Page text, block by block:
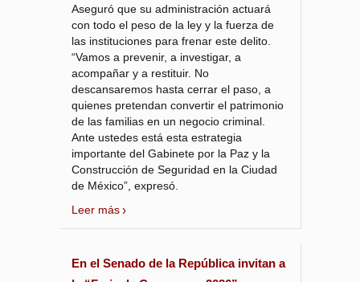
Aseguró que su administración actuará
con todo el peso de la ley y la fuerza de
las instituciones para frenar este delito.
“Vamos a prevenir, a investigar, a
acompañar y a restituir. No
descansaremos hasta cerrar el paso, a
quienes pretendan convertir el patrimonio
de las familias en un negocio criminal.
Ante ustedes está esta estrategia
importante del Gabinete por la Paz y la
Construcción de Seguridad en la Ciudad
de México”, expresó.
Leer más
En el Senado de la República invitan a